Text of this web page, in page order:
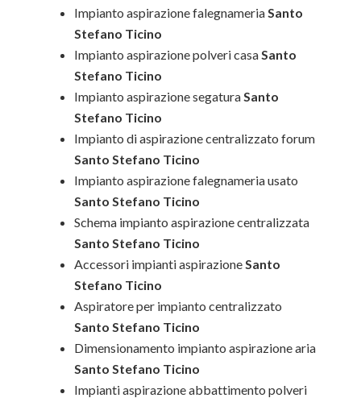
Impianto aspirazione falegnameriaSanto
Stefano Ticino
Impianto aspirazione polveri casaSanto
Stefano Ticino
Impianto aspirazione segaturaSanto
Stefano Ticino
Impianto di aspirazione centralizzato forum
Santo Stefano Ticino
Impianto aspirazione falegnameria usato
Santo Stefano Ticino
Schema impianto aspirazione centralizzata
Santo Stefano Ticino
Accessori impianti aspirazioneSanto
Stefano Ticino
Aspiratore per impianto centralizzato
Santo Stefano Ticino
Dimensionamento impianto aspirazione aria
Santo Stefano Ticino
Impianti aspirazione abbattimento polveri